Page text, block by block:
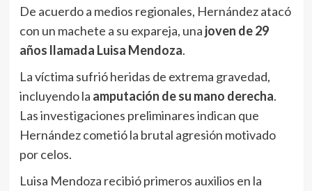
De acuerdo a medios regionales, Hernández atacó
con un machete a su expareja, una joven de 29
años llamada Luisa Mendoza.
La víctima sufrió heridas de extrema gravedad,
incluyendo la amputación de su mano derecha.
Las investigaciones preliminares indican que
Hernández cometió la brutal agresión motivado
por celos.
Luisa Mendoza recibió primeros auxilios en la